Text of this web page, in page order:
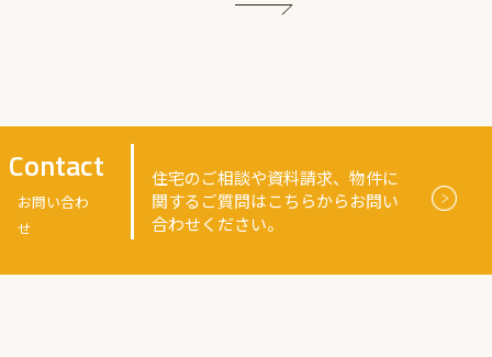
Contact
お問い合わ
せ
住宅のご相談や資料請求、物件に
関するご質問はこちらからお問い
合わせください。